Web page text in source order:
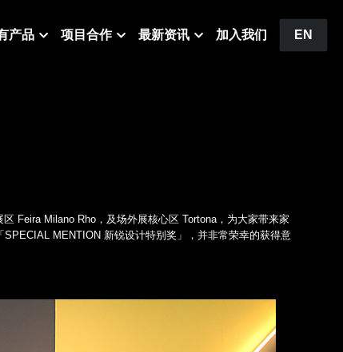
产品 项目合作 最新资讯 加入我们 EN
Feira Milano Rho，及场外展核心区 Tortona，为大家带来家
MENTION 新锐设计特别奖」，并非常荣幸的获得意